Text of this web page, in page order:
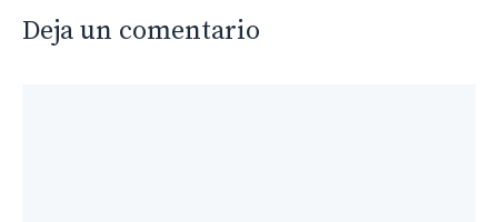
Deja un comentario